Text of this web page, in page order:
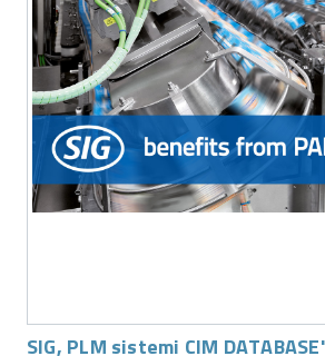
SIG, PLM sistemi CIM